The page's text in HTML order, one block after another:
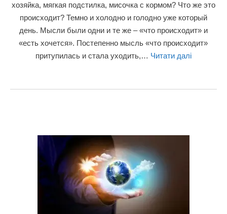
хозяйка, мягкая подстилка, мисочка с кормом? Что же это
происходит? Темно и холодно и голодно уже который
день. Мысли были одни и те же – «что происходит» и
«есть хочется». Постепенно мысль «что происходит»
притупилась и стала уходить,… Читати далі